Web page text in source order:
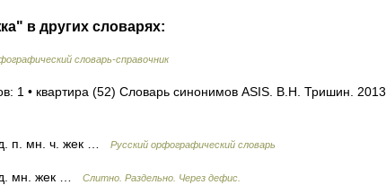
в других словарях:
словарь-справочник
1 • квартира (52) Словарь синонимов ASIS. В.Н. Тришин. 2013
п. мн. ч. жек … Русский орфографический словарь
мн. жек … Слитно. Раздельно. Через дефис.